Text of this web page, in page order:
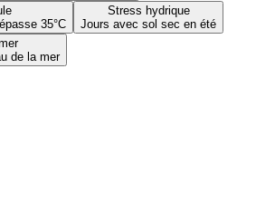
35°C
Stress hydrique
Jours avec sol sec en été
de la mer